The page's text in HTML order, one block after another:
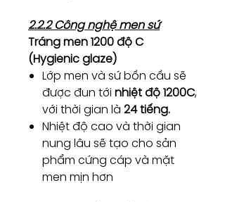
2.2.2 Công nghệ men sứ
Tráng men 1200 độ C
(Hygienic glaze)
Lớp men và sứ bồn cầu sẽ
được đun tới nhiệt độ 1200C,
với thời gian là 24 tiếng.
Nhiệt độ cao và thời gian
nung lâu sẽ tạo cho sản
phẩm cứng cáp và mặt
men mịn hơn